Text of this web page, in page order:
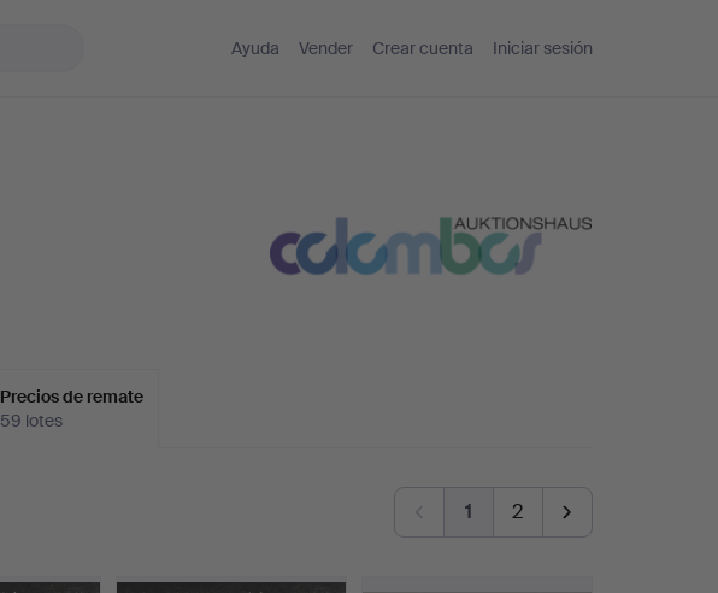
Ayuda Vender Crear cuenta Iniciar sesión
Precios de remate
59 lotes
1 2